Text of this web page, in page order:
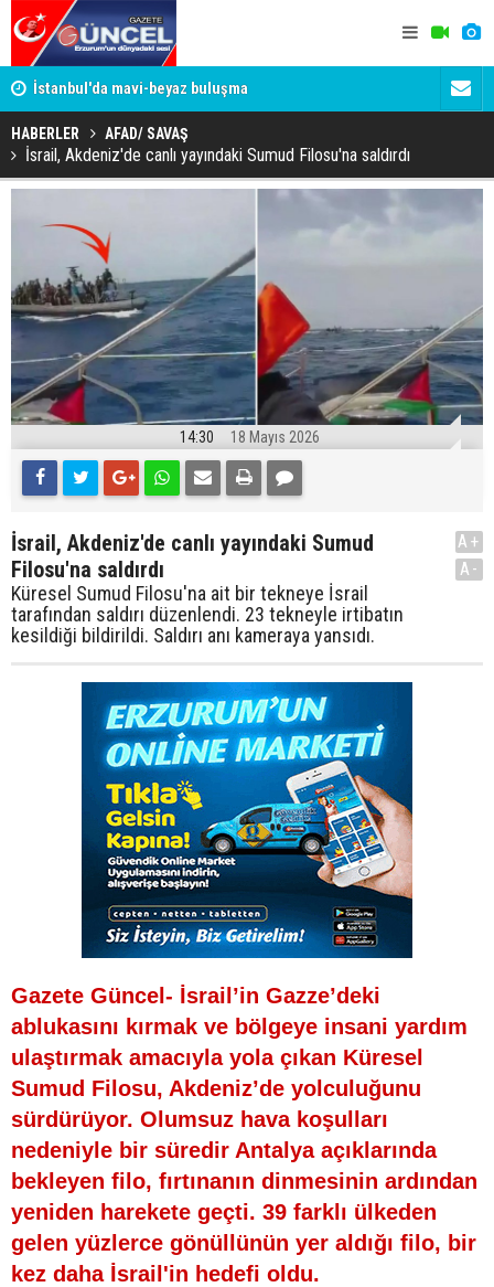
İstanbul'da mavi-beyaz buluşma
HABERLER AFAD/ SAVAŞ
İsrail, Akdeniz'de canlı yayındaki Sumud Filosu'na saldırdı
14:30 18 Mayıs 2026
İsrail, Akdeniz'de canlı yayındaki Sumud
Filosu'na saldırdı
Küresel Sumud Filosu'na ait bir tekneye İsrail
tarafından saldırı düzenlendi. 23 tekneyle irtibatın
kesildiği bildirildi. Saldırı anı kameraya yansıdı.
A+
A-
Gazete Güncel- İsrail’in Gazze’deki
ablukasını kırmak ve bölgeye insani yardım
ulaştırmak amacıyla yola çıkan Küresel
Sumud Filosu, Akdeniz’de yolculuğunu
sürdürüyor. Olumsuz hava koşulları
nedeniyle bir süredir Antalya açıklarında
bekleyen filo, fırtınanın dinmesinin ardından
yeniden harekete geçti. 39 farklı ülkeden
gelen yüzlerce gönüllünün yer aldığı filo, bir
kez daha İsrail'in hedefi oldu.